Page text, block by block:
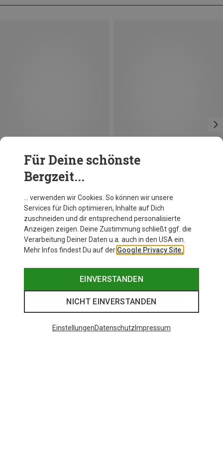
Du sparst 34%
Für Deine schönste
Bergzeit...
… verwenden wir Cookies. So können wir unsere
Services für Dich optimieren, Inhalte auf Dich
zuschneiden und dir entsprechend personalisierte
Anzeigen zeigen. Deine Zustimmung schließt ggf. die
Verarbeitung Deiner Daten u.a. auch in den USA ein.
Mehr Infos findest Du auf der Google Privacy Site.
EINVERSTANDEN
NICHT EINVERSTANDEN
EinstellungenDatenschutz Impressum